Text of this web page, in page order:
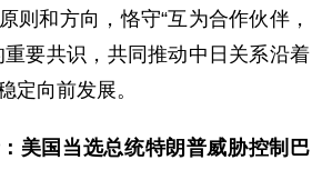
则和方向，恪守“互为合作伙伴，
重要共识，共同推动中日关系沿着
定向前发展。
美国当选总统特朗普威胁控制巴